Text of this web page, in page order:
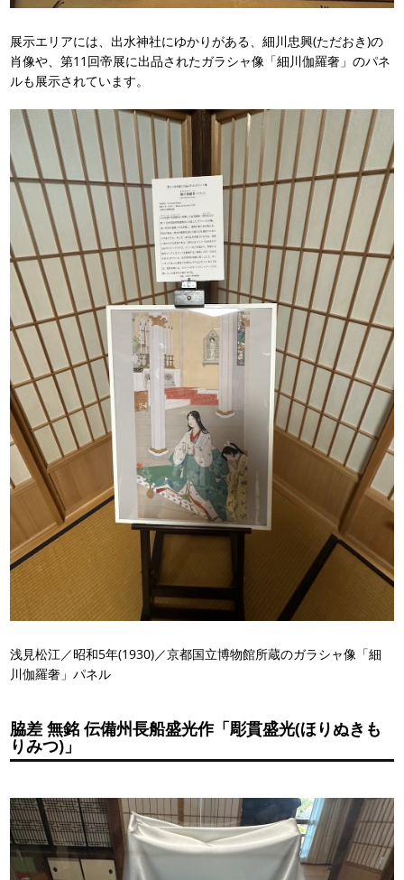
展示エリアには、出水神社にゆかりがある、細川忠興(ただおき)の
肖像や、第11回帝展に出品されたガラシャ像「細川伽羅奢」のパネ
ルも展示されています。
浅見松江／昭和5年(1930)／京都国立博物館所蔵のガラシャ像「細
川伽羅奢」パネル
脇差 無銘 伝備州長船盛光作「彫貫盛光(ほりぬきも
りみつ)」